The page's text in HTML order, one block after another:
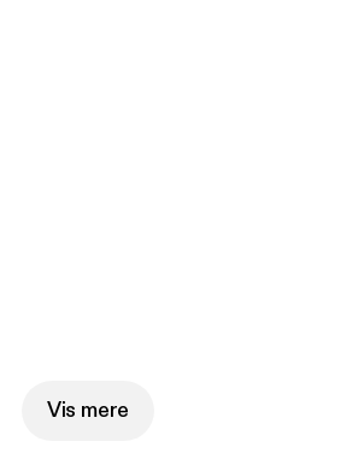
Vis mere